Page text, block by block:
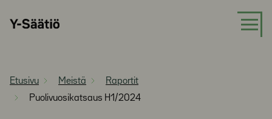
suoraan
Y-
Etusivu Meistä
Raportit
Puolivuosikatsaus H1/2024